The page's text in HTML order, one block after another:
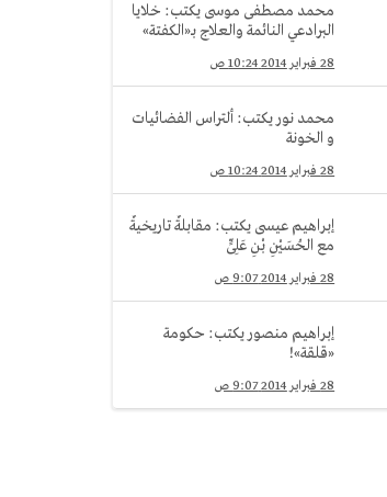
محمد مصطفى موسى يكتب: خلايا
البرادعي النائمة والعلاج بـ«الكفتة»
28 فبراير 2014 10:24 ص
محمد نور يكتب: ألتراس الفضائيات
و الخونة
28 فبراير 2014 10:24 ص
إبراهيم عيسى يكتب: مقابلةٌ تاريخيةٌ
مع الحُسَيْنِ بْنِ عَلِىٍّ
28 فبراير 2014 9:07 ص
إبراهيم منصور يكتب: حكومة
«قلقة»!
28 فبراير 2014 9:07 ص